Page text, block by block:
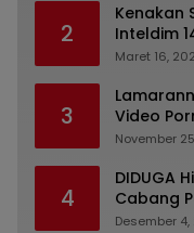
2
Kenakan
Inteldim
Kasatpol
Maret 16,
3
Video
November
4
DIDUGA
Cabang
Desember